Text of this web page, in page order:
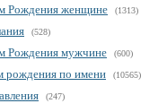
Рождения женщине (1313)
(528)
Рождения мужчине (600)
рождения по имени (10565)
(247)